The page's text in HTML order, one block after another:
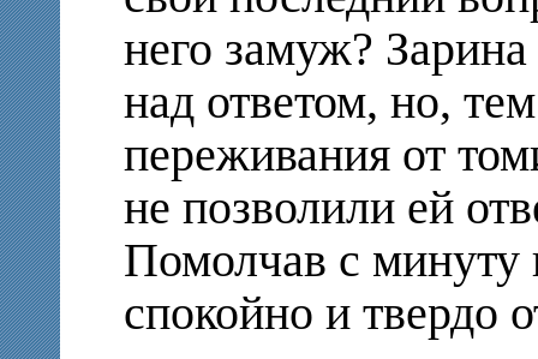
него замуж?
над ответом, но,
переживания от
не позволили ей
Помолчав с минуту
спокойно и твердо